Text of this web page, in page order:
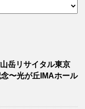
岳リサイタル東京
〜光が丘IMAホール